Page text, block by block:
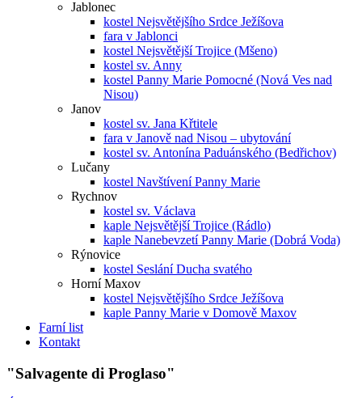
Jablonec
kostel Nejsvětějšího Srdce Ježíšova
fara v Jablonci
kostel Nejsvětější Trojice (Mšeno)
kostel sv. Anny
kostel Panny Marie Pomocné (Nová Ves nad
Nisou)
Janov
kostel sv. Jana Křtitele
fara v Janově nad Nisou – ubytování
kostel sv. Antonína Paduánského (Bedřichov)
Lučany
kostel Navštívení Panny Marie
Rychnov
kostel sv. Václava
kaple Nejsvětější Trojice (Rádlo)
kaple Nanebevzetí Panny Marie (Dobrá Voda)
Rýnovice
kostel Seslání Ducha svatého
Horní Maxov
kostel Nejsvětějšího Srdce Ježíšova
kaple Panny Marie v Domově Maxov
Farní list
Kontakt
"Salvagente di Proglaso"